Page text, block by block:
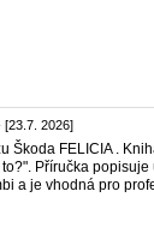
[23.7. 2026]
Škoda FELICIA .
Příručka popisuje
a je vhodná pro